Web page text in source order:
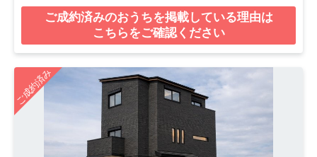
ご成約済みのおうちを掲載している理由は
こちらをご確認ください
ご成約済み